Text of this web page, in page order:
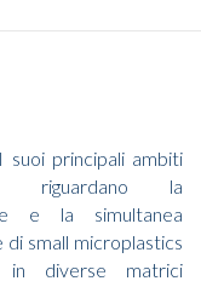
suoi principali ambiti
riguardano la
e la simultanea
di small microplastics
in diverse matrici